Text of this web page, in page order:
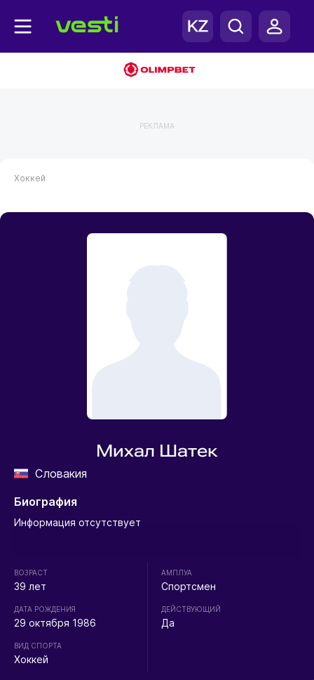
РЕКЛАМА
Хоккей
Михал Шатек
Словакия
Биография
Информация отсутствует
ВОЗРАСТ
39 лет
ДАТА РОЖДЕНИЯ
29 октября 1986
ВИД СПОРТА
Хоккей
АМПЛУА
Спортсмен
ДЕЙСТВУЮЩИЙ
Да